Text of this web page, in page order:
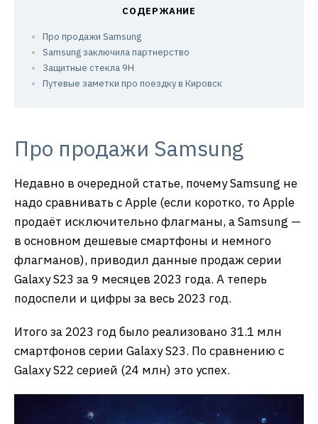
Про продажи Samsung
Samsung заключила партнерство
Защитные стекла 9H
Путевые заметки про поездку в Кировск
Про продажи Samsung
Недавно в очередной статье, почему Samsung не
надо сравнивать с Apple (если коротко, то Apple
продаёт исключительно флагманы, а Samsung —
в основном дешевые смартфоны и немного
флагманов), приводил данные продаж серии
Galaxy S23 за 9 месяцев 2023 года. А теперь
подоспели и цифры за весь 2023 год.
Итого за 2023 год было реализовано 31.1 млн
смартфонов серии Galaxy S23. По сравнению с
Galaxy S22 серией (24 млн) это успех.